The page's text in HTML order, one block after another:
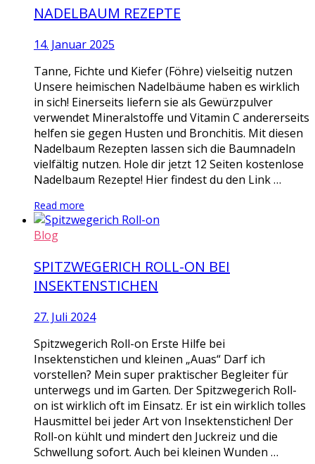
NADELBAUM REZEPTE
14. Januar 2025
Tanne, Fichte und Kiefer (Föhre) vielseitig nutzen
Unsere heimischen Nadelbäume haben es wirklich
in sich! Einerseits liefern sie als Gewürzpulver
verwendet Mineralstoffe und Vitamin C andererseits
helfen sie gegen Husten und Bronchitis. Mit diesen
Nadelbaum Rezepten lassen sich die Baumnadeln
vielfältig nutzen. Hole dir jetzt 12 Seiten kostenlose
Nadelbaum Rezepte! Hier findest du den Link …
Read more
Blog
SPITZWEGERICH ROLL-ON BEI
INSEKTENSTICHEN
27. Juli 2024
Spitzwegerich Roll-on Erste Hilfe bei
Insektenstichen und kleinen „Auas“ Darf ich
vorstellen? Mein super praktischer Begleiter für
unterwegs und im Garten. Der Spitzwegerich Roll-
on ist wirklich oft im Einsatz. Er ist ein wirklich tolles
Hausmittel bei jeder Art von Insektenstichen! Der
Roll-on kühlt und mindert den Juckreiz und die
Schwellung sofort. Auch bei kleinen Wunden …